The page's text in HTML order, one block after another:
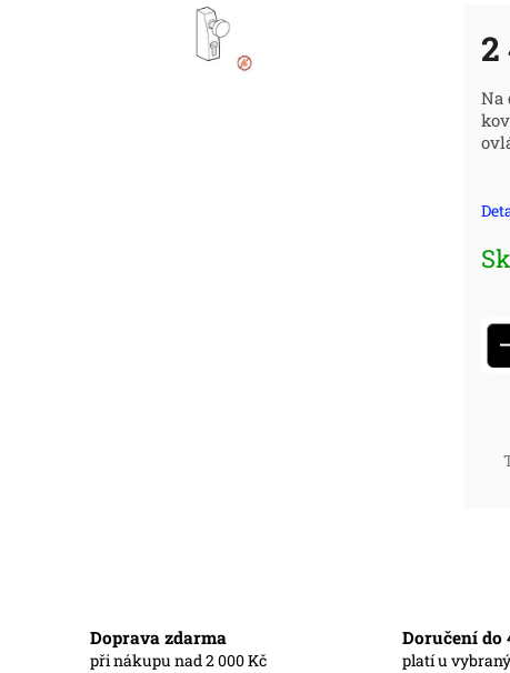
2
Na
Doprava zdarma
při nákupu nad 2 000 Kč
Doručení do
platí u